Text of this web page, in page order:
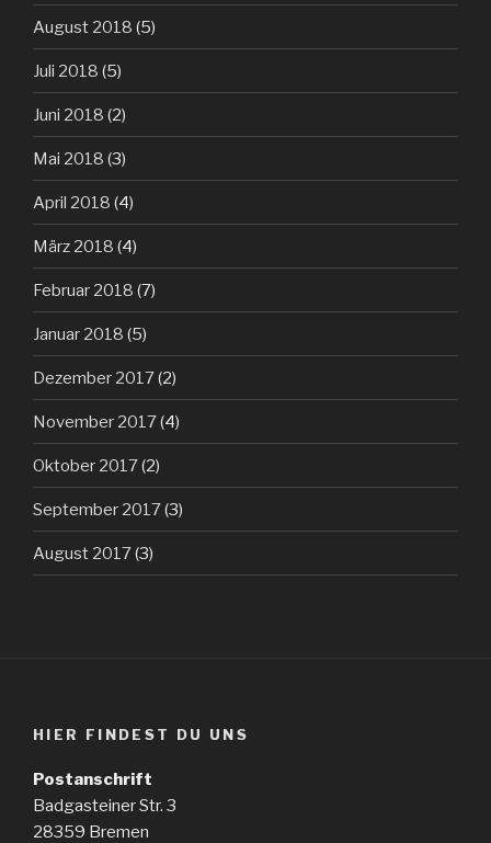
August 2018 (5)
Juli 2018 (5)
Juni 2018 (2)
Mai 2018 (3)
April 2018 (4)
März 2018 (4)
Februar 2018 (7)
Januar 2018 (5)
Dezember 2017(2)
November 2017(4)
Oktober 2017(2)
September 2017(3)
August 2017(3)
HIER FINDEST DU UNS
Postanschrift
Badgasteiner Str. 3
28359 Bremen